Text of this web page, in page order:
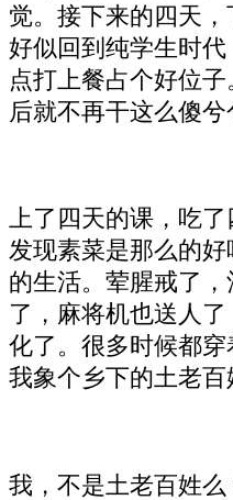
觉。接下来的四天，
好似回到纯学生时
点打上餐占个好位
后就不再干这么傻兮
上了四天的课，吃了
发现素菜是那么的
的生活。荤腥戒了
了，麻将机也送人
化了。很多时候都
我象个乡下的土老百
我，不是土老百姓么